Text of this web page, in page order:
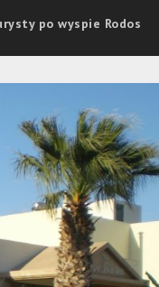
po wyspie Rodos